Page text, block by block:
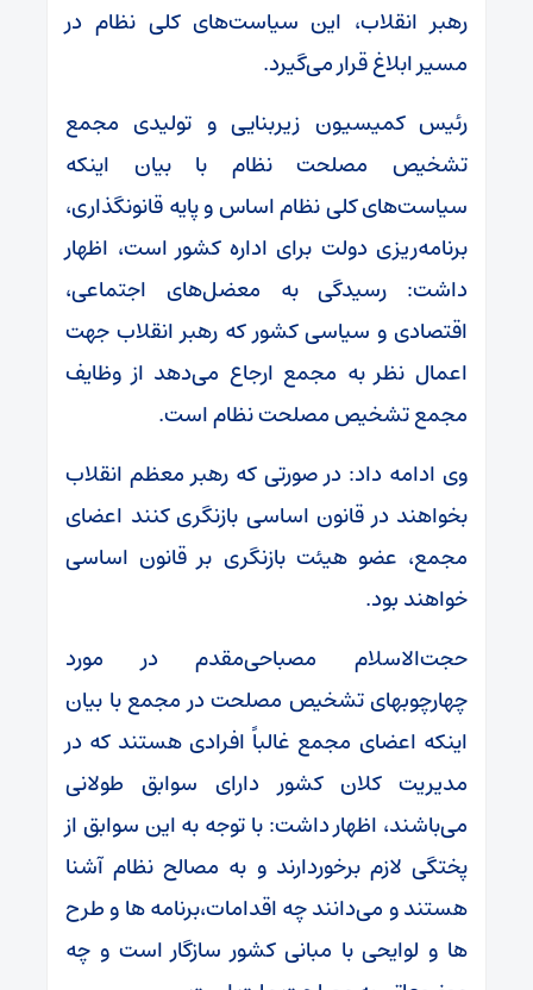
رهبر انقلاب، این سیاست‌های کلی نظام در
مسیر ابلاغ قرار می‌گیرد.
رئیس کمیسیون زیربنایی و تولیدی مجمع
تشخیص مصلحت نظام با بیان اینکه
سیاست‌های کلی نظام اساس و پایه قانونگذاری،
برنامه‌ریزی دولت برای اداره کشور است، اظهار
داشت: رسیدگی به معضل‌های اجتماعی،
اقتصادی و سیاسی کشور که رهبر انقلاب جهت
اعمال نظر به مجمع ارجاع می‌دهد از وظایف
مجمع تشخیص مصلحت نظام است.
وی ادامه داد: در صورتی که رهبر معظم انقلاب
بخواهند در قانون اساسی بازنگری کنند اعضای
مجمع، عضو هیئت بازنگری بر قانون اساسی
خواهند بود.
حجت‌الاسلام مصباحی‌مقدم در مورد
چهارچوبهای تشخیص مصلحت در مجمع با بیان
اینکه اعضای مجمع غالباً افرادی هستند که در
مدیریت کلان کشور دارای سوابق طولانی
می‌باشند، اظهار داشت: با توجه به این سوابق از
پختگی لازم برخوردارند و به مصالح نظام آشنا
هستند و می‌دانند چه اقدامات،برنامه ها و طرح
ها و لوایحی با مبانی کشور سازگار است و چه